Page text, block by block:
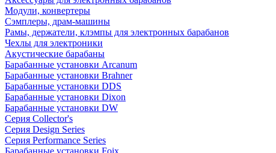
Модули, конвертеры
Сэмплеры, драм-машины
Рамы, держатели, клэмпы для электронных барабанов
Чехлы для электроники
Акустические барабаны
Барабанные установки Arcanum
Барабанные установки Brahner
Барабанные установки DDS
Барабанные установки Dixon
Барабанные установки DW
Серия Collector's
Серия Design Series
Серия Performance Series
Барабанные установки Foix